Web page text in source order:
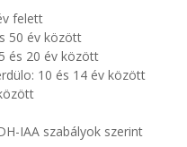
felett
50 év között
és 20 év között
10 és 14 év között
IAA szabályok szerint